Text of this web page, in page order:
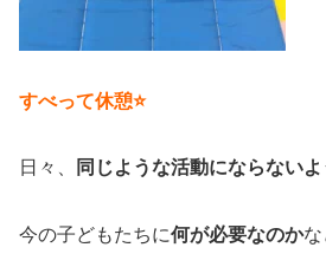
すべって休憩⭐
日々、 同じような活動にならない
今の子どもたちに何が必要なのかな